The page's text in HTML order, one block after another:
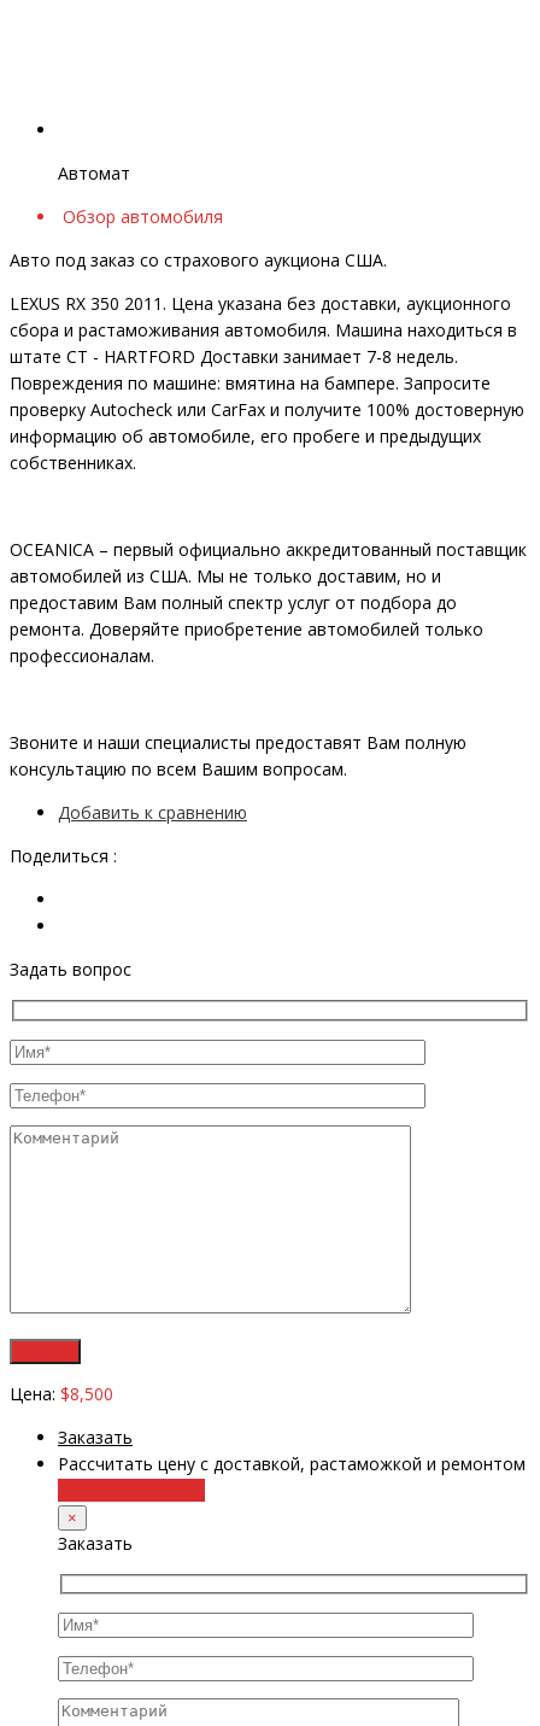
Автомат
Обзор автомобиля
Авто под заказ со страхового аукциона США.
LEXUS RX 350 2011. Цена указана без доставки, аукционного
сбора и растаможивания автомобиля. Машина находиться в
штате CT - HARTFORD Доставки занимает 7-8 недель.
Повреждения по машине: вмятина на бампере. Запросите
проверку Autocheck или CarFax и получите 100% достоверную
информацию об автомобиле, его пробеге и предыдущих
собственниках.
OCEANIСA – первый официально аккредитованный поставщик
автомобилей из США. Мы не только доставим, но и
предоставим Вам полный спектр услуг от подбора до
ремонта. Доверяйте приобретение автомобилей только
профессионалам.
Звоните и наши специалисты предоставят Вам полную
консультацию по всем Вашим вопросам.
Добавить к сравнению
Поделиться :
Задать вопрос
Цена: $8,500
Заказать
Рассчитать цену с доставкой, растаможкой и ремонтом
×
Заказать